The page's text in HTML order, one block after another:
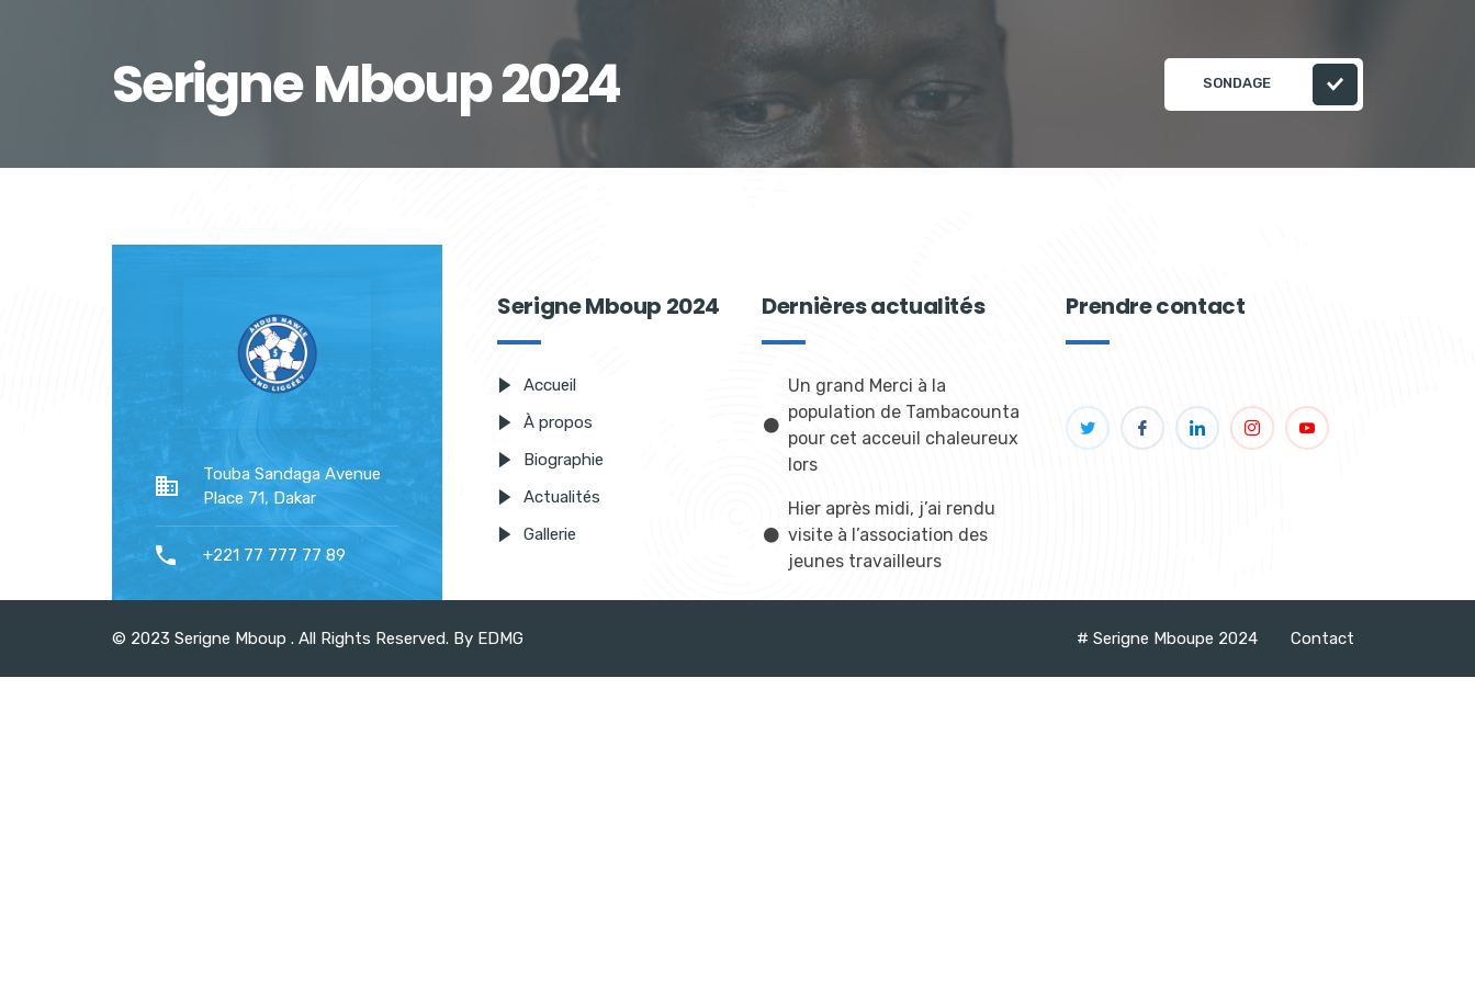
Serigne Mboup 2024 SONDAGE
Touba Sandaga Avenue
Place 71, Dakar
+221 77 777 77 89
Serigne Mboup 2024
Accueil
À propos
Biographie
Actualités
Gallerie
Dernières actualités
Un grand Merci à la
population de Tambacounta
pour cet acceuil chaleureux
lors
Hier après midi, j’ai rendu
visite à l’association des
jeunes travailleurs
Prendre contact
© 2023 Serigne Mboup . All Rights Reserved. By EDMG # Serigne Mboupe 2024 Contact